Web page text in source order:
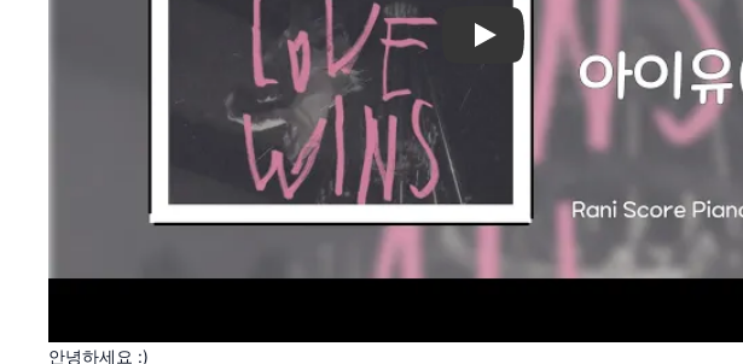
Play
안녕하세요 :)